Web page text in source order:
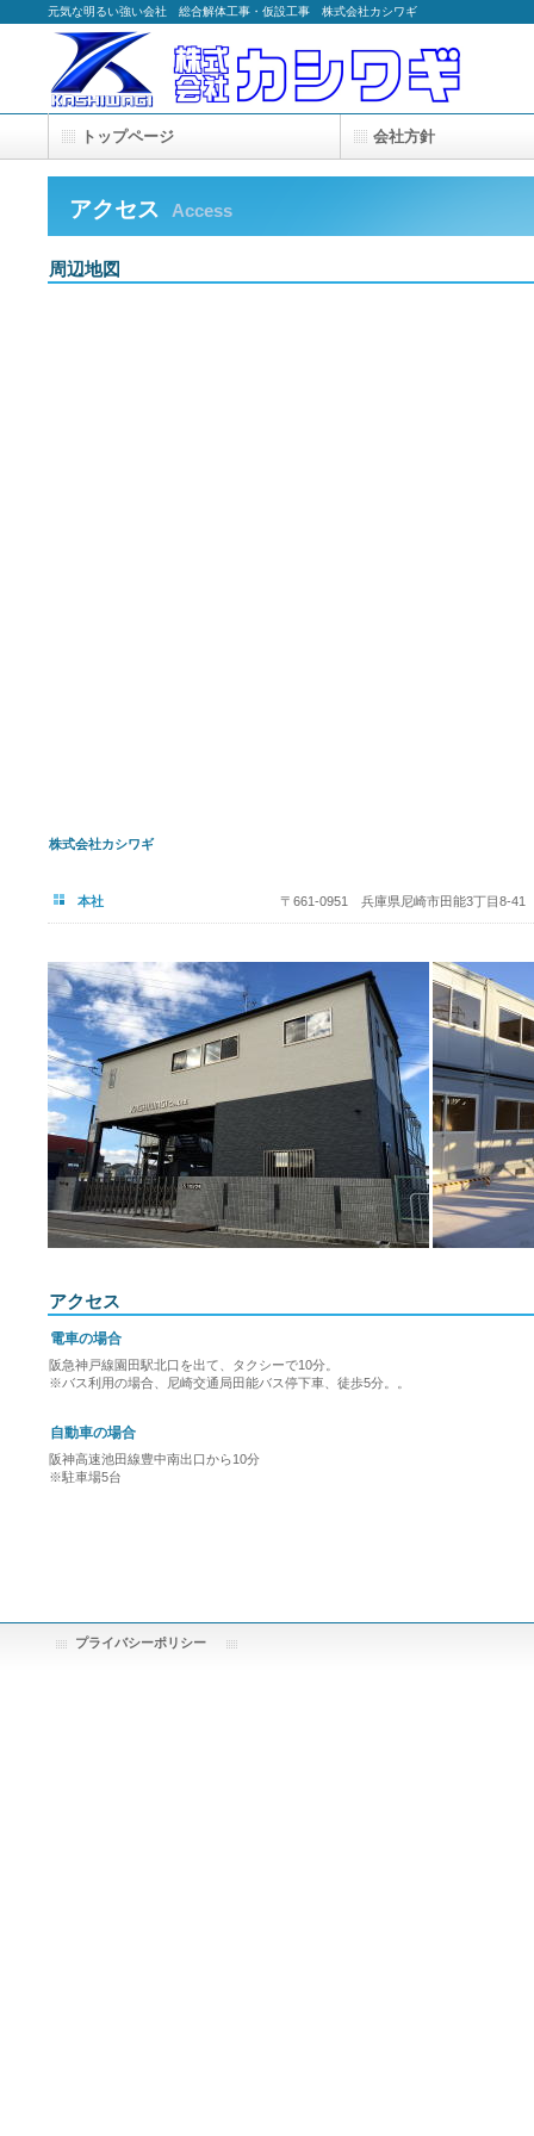
元気な明るい強い会社 総合解体工事・仮設工事 株式会社カシワギ
アクセス Access
周辺地図
株式会社カシワギ
本社 〒661-0951 兵庫県尼崎市田能3丁目8-41
アクセス
電車の場合
阪急神戸線園田駅北口を出て、タクシーで10分。
※バス利用の場合、尼崎交通局田能バス停下車、徒歩5分。。
自動車の場合
阪神高速池田線豊中南出口から10分
※駐車場5台
トップページ 会社方針
仮設工事 施工実績 採
プライバシーポリシー